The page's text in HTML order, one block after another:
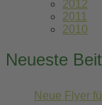
2012
2011
2010
Neueste
Neue Flyer